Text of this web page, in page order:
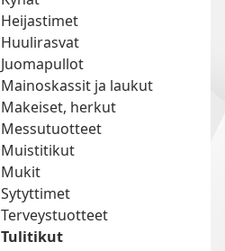
Heijastimet
Huulirasvat
Juomapullot
Mainoskassit ja laukut
Makeiset, herkut
Messutuotteet
Muistitikut
Mukit
Sytyttimet
Terveystuotteet
Tulitikut